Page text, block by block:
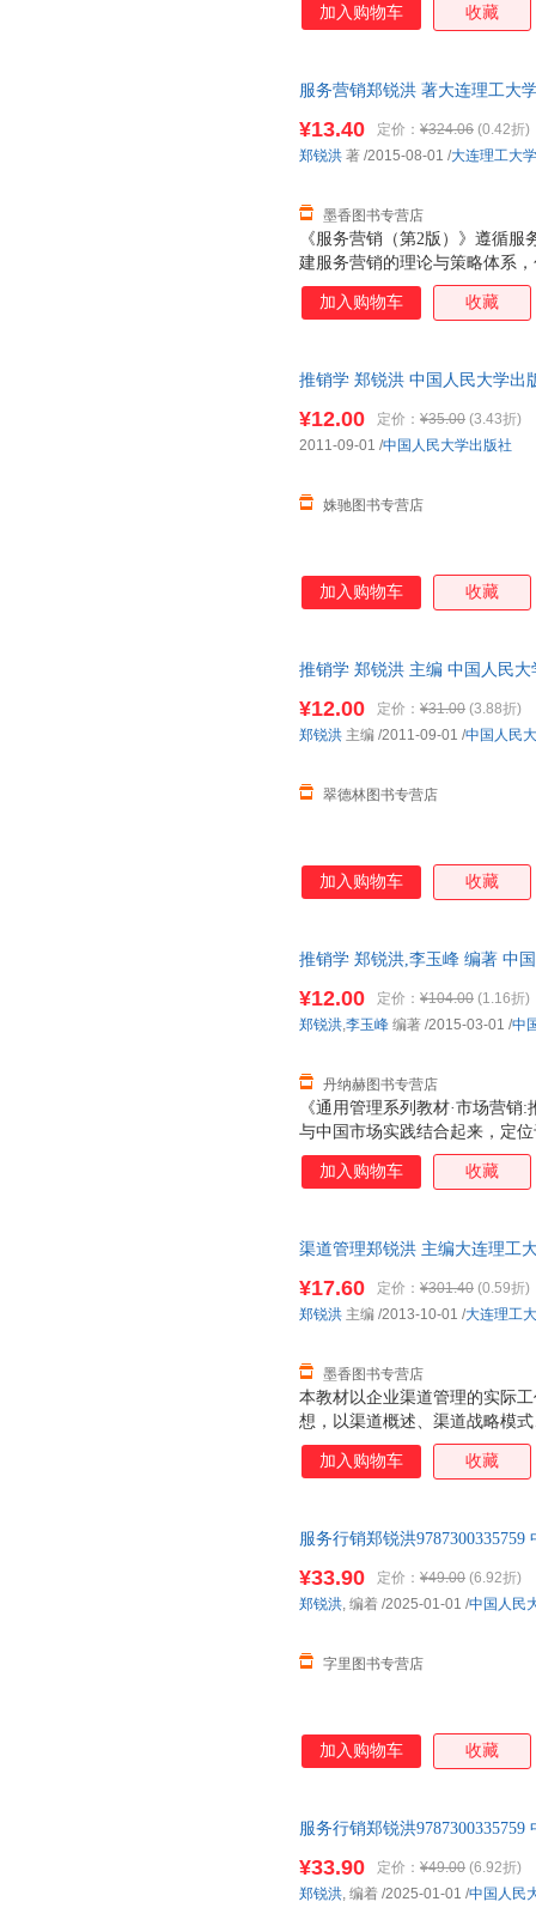
加入购物车 收藏
服务营销郑锐洪 著大连理工大
《服务营销（第2版）》遵循
建服务营销的理论与策略体系
服务营销战略、服务产品及品
促销策略、服务人员策略、服
等特色创新内容。《服务营销
¥13.40 定价： ¥324.06 (0.42折)
墨香图书专营店
郑锐洪 著 /2015-08-01 /大连理工大
加入购物车 收藏
推销学 郑锐洪 中国人民大学出
¥12.00 定价： ¥35.00 (3.43折)
姝驰图书专营店
2011-09-01 /中国人民大学出版社
加入购物车 收藏
推销学 郑锐洪 主编 中国人民
¥12.00 定价： ¥31.00 (3.88折)
翠德林图书专营店
郑锐洪 主编 /2011-09-01 /中国人民
加入购物车 收藏
推销学 郑锐洪,李玉峰 编著 中
《通用管理系列教材·市场营
与中国市场实践结合起来，定
的“好学好用”的教材。
¥12.00 定价： ¥104.00 (1.16折)
丹纳赫图书专营店
郑锐洪,李玉峰 编著 /2015-03-01 /中
加入购物车 收藏
渠道管理郑锐洪 主编大连理工
本教材以企业渠道管理的实际
想，以渠道概述、渠道战略模
道控制、渠道冲突、渠道维护
真谛。值得一提的是，本教材
道、其他无店铺渠道等前沿渠
高等院校市场营销专业以及工
学习使用，也是企业营销经理
¥17.60 定价： ¥301.40 (0.59折)
墨香图书专营店
郑锐洪 主编 /2013-10-01 /大连理工
加入购物车 收藏
服务行销郑锐洪
¥33.90 定价： ¥49.00 (6.92折)
字里图书专营店
郑锐洪, 编着 /2025-01-01 /中国人民
加入购物车 收藏
服务行销郑锐洪
¥33.90 定价： ¥49.00 (6.92折)
郑锐洪, 编着 /2025-01-01 /中国人民